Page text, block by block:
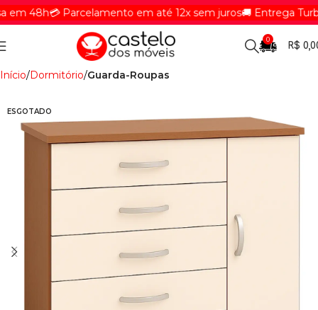
48h💳 Parcelamento em até 12x sem juros🚚 Entrega
0
R$
Início Dormitório Guarda-Roupas
ESGOTADO